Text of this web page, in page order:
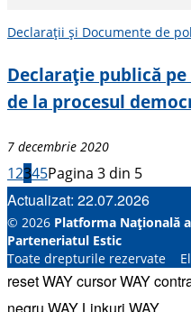
Declarații și Documente de
Declarație publică
de la procesul
7 decembrie 2020
12345Pagina 3 din 5
Actualizat: 22.07.2026
© 2026 Platforma Națională
Parteneriatul Estic
Toate drepturile rezervate
reset WAYcursor WAY